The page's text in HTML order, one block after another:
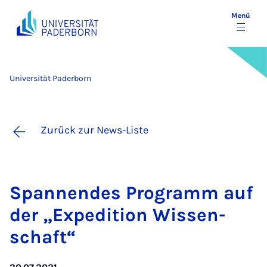
Menü
Universität Paderborn
Zurück zur News-Liste
Span­nen­des Pro­gramm auf
der „Ex­pe­di­ti­on Wis­sen­
schaft“